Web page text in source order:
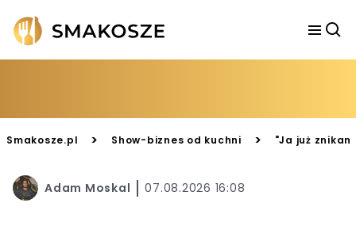
Smakosze.pl > Show-biznes od kuchni > "Ja już
Adam Moskal 07.08.2026 16:08